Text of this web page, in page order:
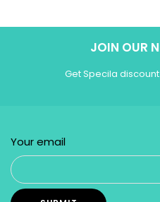
JOIN OUR
Get Specila
Your email